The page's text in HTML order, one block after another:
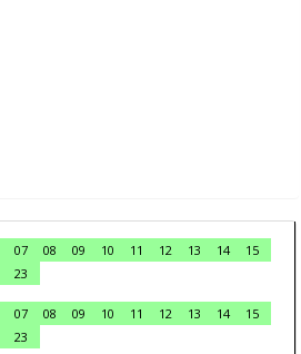
07 08 09 10 11 12 13 14
15
23
07 08 09 10 11 12 13 14
15
23